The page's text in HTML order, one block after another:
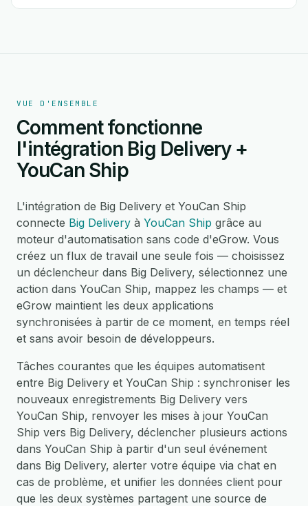
VUE D'ENSEMBLE
Comment fonctionne
l'intégration Big Delivery +
YouCan Ship
L'intégration de Big Delivery et YouCan Ship
connecte Big Delivery à YouCan Ship grâce au
moteur d'automatisation sans code d'eGrow. Vous
créez un flux de travail une seule fois — choisissez
un déclencheur dans Big Delivery, sélectionnez une
action dans YouCan Ship, mappez les champs — et
eGrow maintient les deux applications
synchronisées à partir de ce moment, en temps réel
et sans avoir besoin de développeurs.
Tâches courantes que les équipes automatisent
entre Big Delivery et YouCan Ship : synchroniser les
nouveaux enregistrements Big Delivery vers
YouCan Ship, renvoyer les mises à jour YouCan
Ship vers Big Delivery, déclencher plusieurs actions
dans YouCan Ship à partir d'un seul événement
dans Big Delivery, alerter votre équipe via chat en
cas de problème, et unifier les données client pour
que les deux systèmes partagent une source de